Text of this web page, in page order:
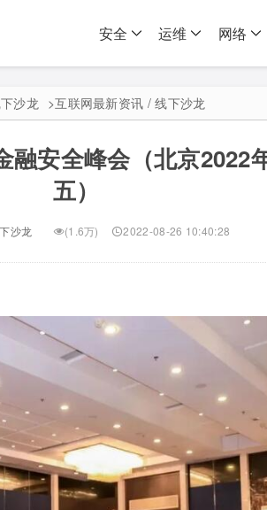
安全 运维 网络
沙龙 >互联网最新资讯 / 线下沙龙
安全峰会（北京2022
五）
沙龙 (1.6万) 2022-08-26 10:40:28